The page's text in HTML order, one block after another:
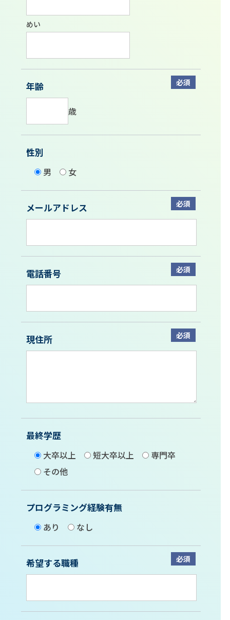
めい
年齢 必須
歳
性別
男 女
メールアドレス 必須
電話番号 必須
現住所 必須
最終学歴
大卒以上 短大卒以上
専門卒
その他
プログラミング経験有無
あり なし
希望する職種 必須